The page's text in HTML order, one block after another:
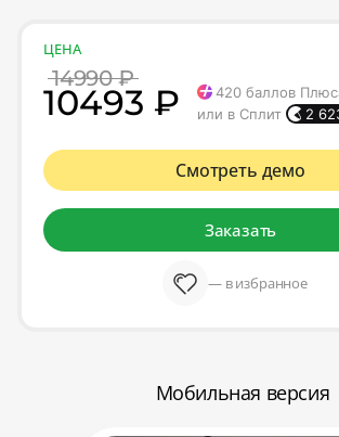
ЦЕНА
14990 ₽
10493 ₽ 420 баллов
или в Сплит
2
Смотреть демо
Заказать
— в избранное
Мобильная версия